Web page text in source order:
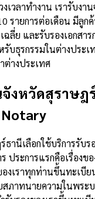
วลาทำงาน เรารับงาน
รายการต่อเดือน มีลูก
ลี่ย และรับรองเอกสา
บธุรกรรมในต่างประเ
างประเทศ
งหวัดสุราษฎ
Notary
านีเลือกใช้บริการรับร
ประการแรกคือเรื่องข
งเราทุกท่านขึ้นทะเบีย
สภาทนายความในพระ